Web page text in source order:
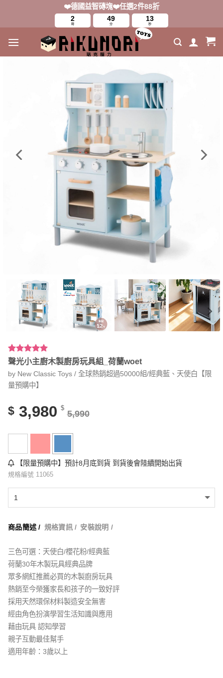
❤️德國益智磚塊❤️任選2件88折
2
時
49
分
11
秒
評分4.94
/ 5，已有
35
位顧客進
行評分
聲光小主廚木製廚房玩具組_荷蘭woet
by New Classic Toys / 全球熱銷超過50000組/經典藍、天使白【限
量預購中】
$ 3,980 $
5,990
【限量預購中】預計8月底到貨 到貨後會陸續開始出貨
規格編號 11065
商品簡述 / 規格資訊 / 安裝說明 /
三色可選：天使白/櫻花粉/經典藍
荷蘭30年木製玩具經典品牌
眾多網紅推薦必買的木製廚房玩具
熱銷至今榮獲家長和孩子的一致好評
採用天然環保材料製造安全無害
經由角色扮演學習生活知識與應用
藉由玩具 認知學習
親子互動最佳幫手
適用年齡：3歲以上